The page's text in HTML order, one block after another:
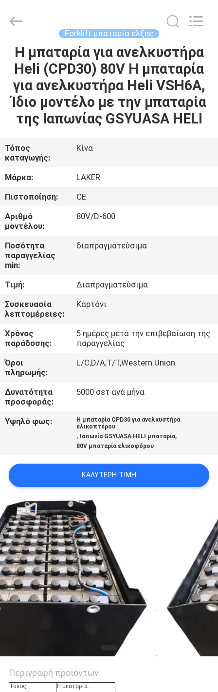
ΑΡΧΙΚΉ
ΣΕΛΊΔΑ
ΠΡΟΪΌΝΤΑ
ΣΧΕΤΙΚΆ
ΜΕ
ΕΜΆΣ
ΓΎΡΟΣ
ΕΡΓΟΣΤΑΣΊΩΝ
ΠΟΙΟΤΙΚΌΣ
ΈΛΕΓΧΟΣ
ΕΠΑΦΉ
ΝΈΑ
SITEMAP
ΠΟΛΙΤΙΚΉ
ΑΠΟΡΡΉΤΟΥ
CO.,LIMITED.
Forklift μπαταρία έλξης
Η μπαταρία για ανελκυστήρα
Heli (CPD30) 80V Η μπαταρία
για ανελκυστήρα Heli VSH6A,
Ίδιο μοντέλο με την μπαταρία
της Ιαπωνίας GSYUASA HELI
Τόπος
καταγωγής:
Κίνα
Μάρκα:
LAKER
Πιστοποίηση:
CE
Αριθμό
μοντέλου:
80V/D-600
Ποσότητα
παραγγελίας
min:
διαπραγματεύσιμα
Τιμή:
Διαπραγματεύσιμα
Συσκευασία
λεπτομέρειες:
Καρτόνι
Χρόνος
παράδοσης:
5 ημέρες μετά την επιβεβαίωση της
παραγγελίας
Όροι
πληρωμής:
L/C,D/A,T/T,Western Union
Δυνατότητα
προσφοράς:
5000 σετ ανά μήνα
Υψηλό φως:
Η μπαταρία CPD30 για ανελκυστήρα
ελικοπτέρου
, Ιαπωνία GSYUASA HELI μπαταρία,
80V μπαταρία ελικοφόρου
ΚΑΛΎΤΕΡΗ ΤΙΜΉ
Περιγραφή προϊόντων
Τύπος
Η μπαταρία.